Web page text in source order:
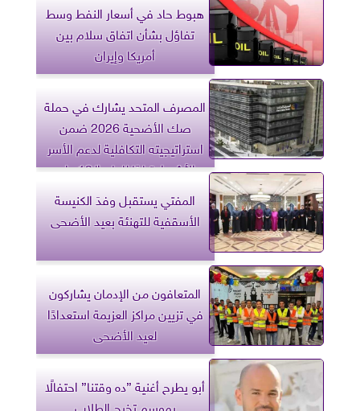
هبوط حاد في أسعار النفط وسط
تفاؤل بشأن اتفاق سلام بين
أمريكا وإيران
المصرف المتحد يشارك في حملة
صك الأضحية 2026 ضمن
استراتيجيته التكافلية لدعم الأسر
الأشد احتياجًا للعام الـ19 على
المفتي يستقبل وفدَ الكنيسة
الأسقفية للتهنئة بعيد الأضحى
المتعافون من الإدمان يشاركون
في تزيين مراكز العزيمة استعدادًا
لعيد الأضحى
أبو يطرح أغنية ”ده وقتنا” احتفالًا
بموسم تخرج الطلاب